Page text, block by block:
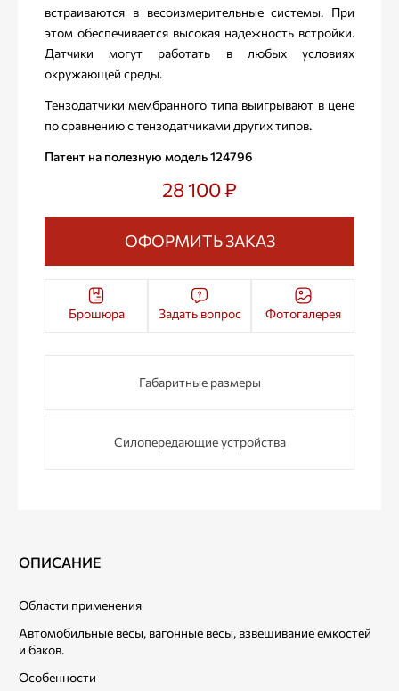
встраиваются в весоизмерительные системы. При
этом обеспечивается высокая надежность встройки.
Датчики могут работать в любых условиях
окружающей среды.
Тензодатчики мембранного типа выигрывают в цене
по сравнению с тензодатчиками других типов.
Патент на полезную модель 124796
Брошюра Задать вопрос Фотогалерея
28 100 ₽
ОФОРМИТЬ ЗАКАЗ
Габаритные размеры
Силопередающие устройства
ОПИСАНИЕ
Области применения
Автомобильные весы, вагонные весы, взвешивание емкостей
и баков.
Особенности